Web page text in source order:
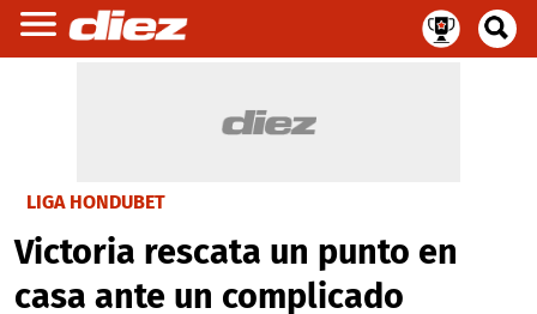
LIGA HONDUBET
Victoria rescata un punto en
casa ante un complicado